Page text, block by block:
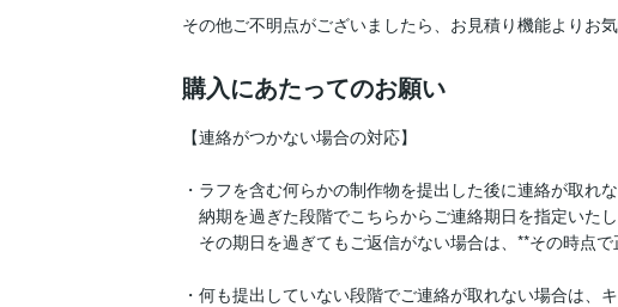
その他ご不明点がございましたら、お見積り機能よりお
購入にあたってのお願い
【連絡がつかない場合の対応】
・ラフを含む何らかの制作物を提出した後に連絡が取れな
納期を過ぎた段階でこちらからご連絡期日を指定いたし
その期日を過ぎてもご返信がない場合は、**その時点
・何も提出していない段階でご連絡が取れない場合は、